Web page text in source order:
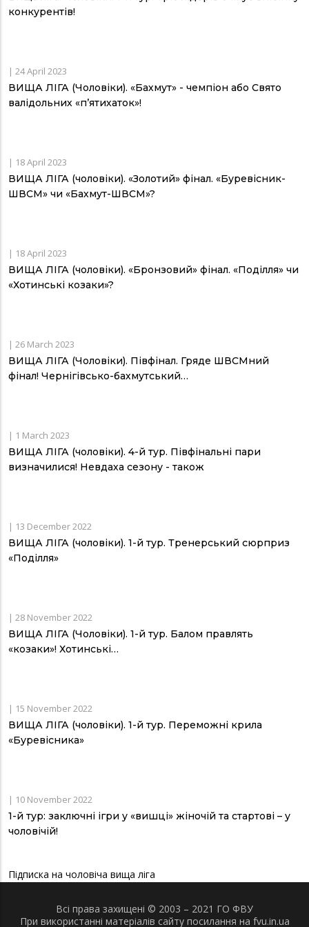
конкурентів!
| 24 April 2023
ВИЩА ЛІГА (Чоловіки). «Бахмут» - чемпіон або Свято
валідольних «п’ятихаток»!
| 18 April 2023
ВИЩА ЛІГА (чоловіки). «Золотий» фінал. «Буревісник-
ШВСМ» чи «Бахмут-ШВСМ»?
| 18 April 2023
ВИЩА ЛІГА (чоловіки). «Бронзовий» фінал. «Поділля» чи
«Хотинські козаки»?
| 26 March 2023
ВИЩА ЛІГА (Чоловіки). Півфінал. Гряде ШВСМний
фінал! Чернігівсько-бахмутський…
| 1 March 2023
ВИЩА ЛІГА (чоловіки). 4-й тур. Півфінальні пари
визначилися! Невдаха сезону - також
| 13 December 2022
ВИЩА ЛІГА (чоловіки). 1-й тур. Тренерський сюрприз
«Поділля»
| 28 November 2022
ВИЩА ЛІГА (Чоловіки). 1-й тур. Балом правлять
«козаки»! Хотинські…
| 15 November 2022
ВИЩА ЛІГА (чоловіки). 1-й тур. Переможні крила
«Буревісника»
| 10 November 2022
1-й тур: заключні ігри у «вишці» жіночій та стартові – у
чоловічій!
Підписка на чоловіча вища ліга
Всі права захищені © 2003 – 2021 ГО ФВУ
При використанні матеріалів сайту посилання на fvu.in.ua